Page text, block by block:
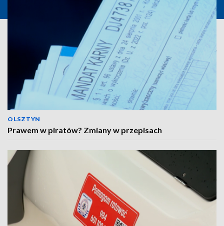
OLSZTYN
Prawem w piratów? Zmiany w przepisach